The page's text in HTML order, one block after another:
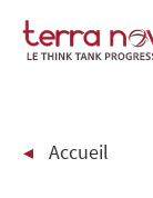
Accueil